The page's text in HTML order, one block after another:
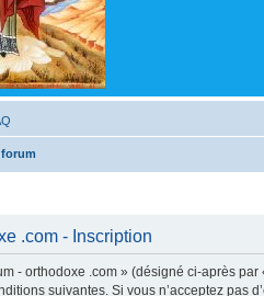
.com - Inscription
- orthodoxe .com » (désigné ci-après
suivantes. Si vous n’acceptez pas